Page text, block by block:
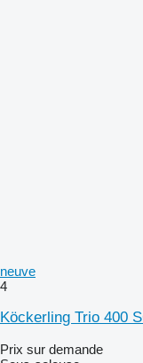
neuve
4
Köckerling Trio 400
Prix sur demande